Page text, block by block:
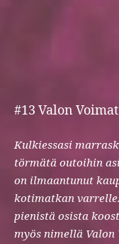
#13 Valon
Kulkiessasi
törmätä outoihin
on ilmaantunut
kotimatkan
pienistä osista
myös nimellä